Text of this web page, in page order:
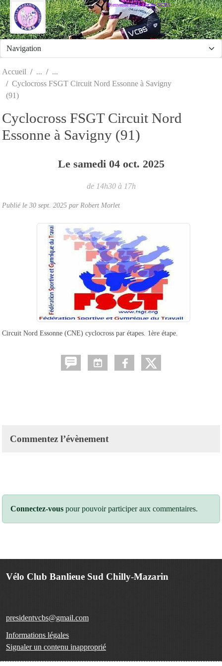
Bienvenue sur le site du VCBS
Accueil
Cyclocross FSGT Circuit Nord Essonne à Savigny
(91)
Cyclocross FSGT Circuit Nord
Essonne à Savigny (91)
Le samedi 04 oct. 2025
de 14h30 à 17h
Publié le 30 sept. 2025 par Robert Morlet
Circuit Nord Essonne (CNE) cyclocross par étapes. 1ère étape.
Commentez l’évènement
Connectez-vous pour pouvoir participer aux commentaires.
Vélo Club Banlieue Sud Chilly-Mazarin
presidentvcbs@gmail.com
Informations légales
Signaler un contenu inapproprié
Panneau de gestion des cookies